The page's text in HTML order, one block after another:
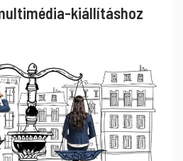
kiállításhoz